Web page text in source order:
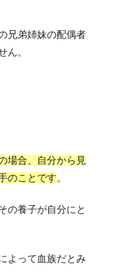
兄弟姉妹の配偶者
ん。
場合、自分から見
のことです。
の養子が自分にと
よって血族だとみ